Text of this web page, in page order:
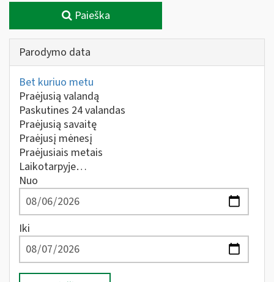
Paieška
Parodymo data
Bet kuriuo metu
Praėjusią valandą
Paskutines 24 valandas
Praėjusią savaitę
Praėjusį mėnesį
Praėjusiais metais
Laikotarpyje…
Nuo
Iki